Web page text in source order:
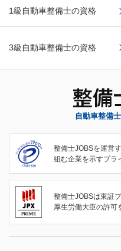
1級自動車整備士の資格
3級自動車整備士の資格
自動車整備
整備士JOBSを運営
組む企業を示すプラ
整備士JOBSは東証
厚生労働大臣の許可